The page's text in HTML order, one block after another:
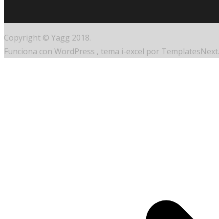
Copyright © Yagg 2018.
Funciona con WordPress , tema i-excel por TemplatesNext.